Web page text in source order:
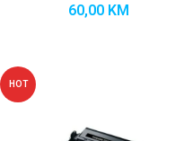
60,00 KM
HOT